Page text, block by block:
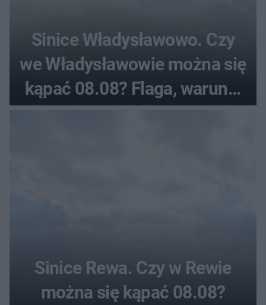
Sinice Władysławowo. Czy
we Władysławowie można się
kąpać 08.08? Flaga, warunki
pogodowe
Sinice Rewa. Czy w Rewie
można się kąpać 08.08?